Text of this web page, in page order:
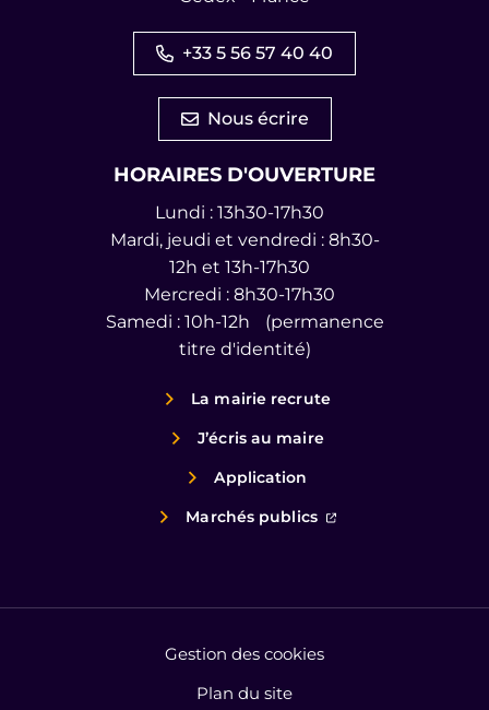
+33 5 56 57 40 40
Nous écrire
HORAIRES D'OUVERTURE
Lundi : 13h30-17h30
Mardi, jeudi et vendredi : 8h30-
12h et 13h-17h30
Mercredi : 8h30-17h30
Samedi : 10h-12h (permanence
titre d'identité)
La mairie recrute
J’écris au maire
Application
Marchés publics
(ouverture dans
Gestion des cookies
Plan du site